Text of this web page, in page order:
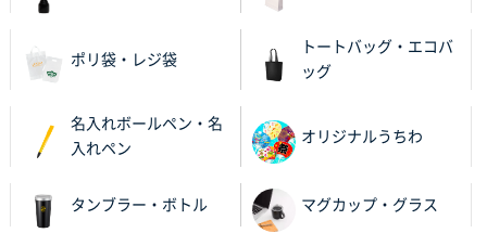
ラミネート紙袋 規格L4サイズ(B4対応) 1000枚
2025年12月04日 17:34
ポリ袋・レジ袋
トートバッグ・エコバ
ッグ
名入れボールペン・名
入れペン
オリジナルうちわ
タンブラー・ボトル マグカップ・グラス